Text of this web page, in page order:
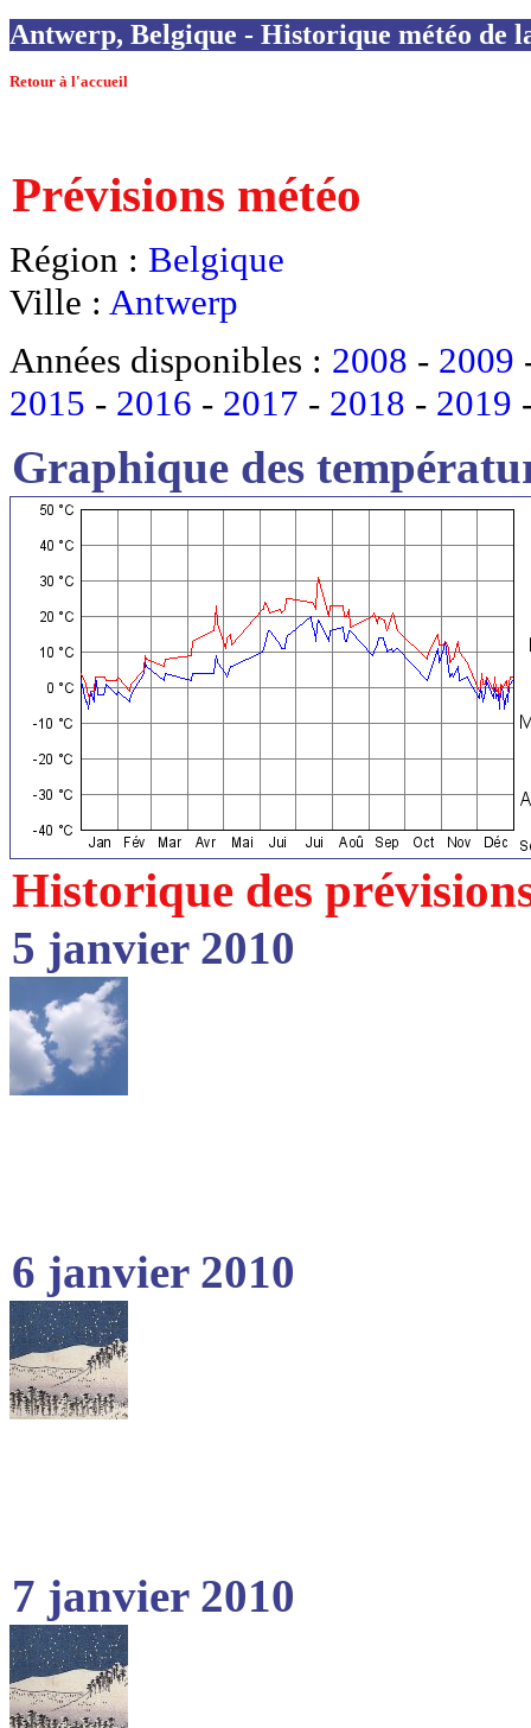
Antwerp, Belgique - Historique météo de
Retour à l'accueil
Prévisions météo
Région : Belgique
Ville : Antwerp
Années disponibles : 2008 - 2009
2015 - 2016 - 2017 - 2018 - 2019
Graphique des
Historique des
5 janvier 2010
6 janvier 2010
7 janvier 2010